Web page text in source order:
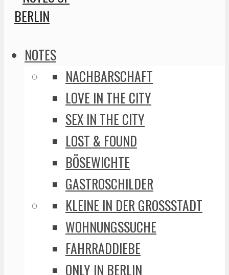
NOTES
NACHBARSCHAFT
LOVE IN THE CITY
SEX IN THE CITY
LOST & FOUND
BÖSEWICHTE
GASTROSCHILDER
KLEINE IN DER GROSSSTADT
WOHNUNGSSUCHE
FAHRRADDIEBE
ONLY IN BERLIN